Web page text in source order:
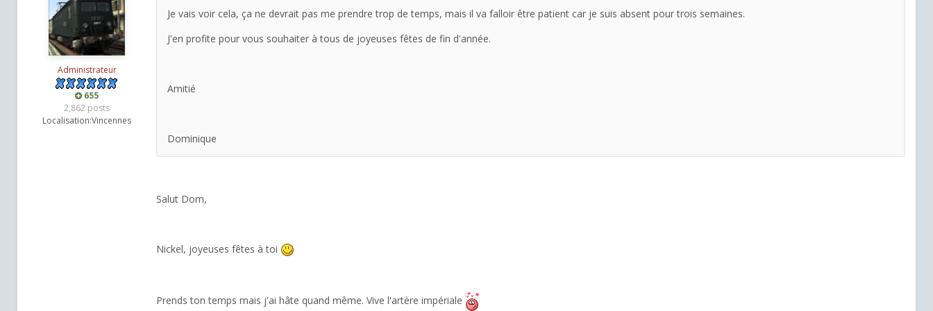
Administrateur
655
2,862 posts
Localisation:Vincennes
Je vais voir cela, ça ne devrait pas me prendre trop de temps, mais il va falloir être patient car je suis absent pour trois semaines.
J'en profite pour vous souhaiter à tous de joyeuses fêtes de fin d'année.
Amitié
Dominique
Salut Dom,
Nickel, joyeuses fêtes à toi
Prends ton temps mais j'ai hâte quand même. Vive l'artère impériale